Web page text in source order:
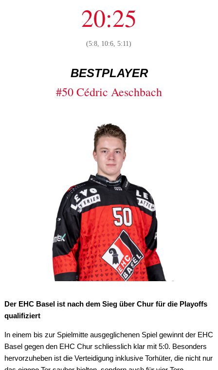
Der EHC Basel ist nach dem Sieg über Chur für die Playoffs
qualifiziert
In einem bis zur Spielmitte ausgeglichenen Spiel gewinnt der EHC
Basel gegen den EHC Chur schliesslich klar mit 5:0. Besonders
hervorzuheben ist die Verteidigung inklusive Torhüter, die nicht nur
20:25
(5:8, 10:6, 5:11)
BESTPLAYER
#50 Cédric Aeschbach